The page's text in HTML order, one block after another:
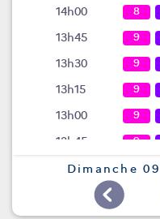
14h00 8
13h45 9
13h30 9
13h15 9
13h00 9
12h45 9
12h30 9
Dimanche